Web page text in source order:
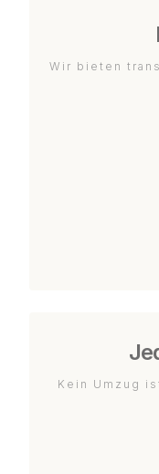
Wir bieten
Kein Umzug